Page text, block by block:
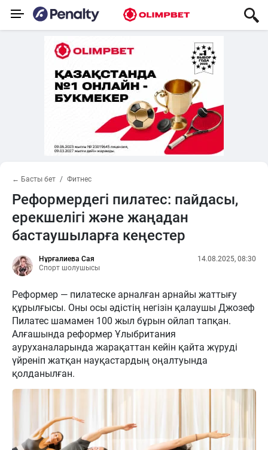
← Басты бет Фитнес
Реформердегі пилатес: пайдасы,
ерекшелігі және жаңадан
бастаушыларға кеңестер
Нұрғалиева Сая
Спорт шолушысы
14.08.2025, 08:30
Реформер — пилатеске арналған арнайы жаттығу
құрылғысы. Оны осы әдістің негізін қалаушы Джозеф
Пилатес шамамен 100 жыл бұрын ойлап тапқан.
Алғашында реформер Ұлыбритания
ауруханаларында жарақаттан кейін қайта жүруді
үйреніп жатқан науқастардың оңалтуында
қолданылған.